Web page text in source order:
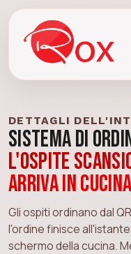
DETTAGLI
Sistema di
L'ospite
arriva in cucina
Gli ospiti ordinano dal
l'ordine finisce
schermo della cucina.